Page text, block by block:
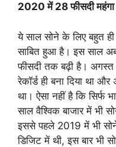
2020 में 28 फीसदी महंगा
ये साल सोने के लिए बहुत
साबित हुआ है। इस साल
फीसदी तक बढ़ी है। अगस्त
रेकॉर्ड ही बना दिया था
था। ऐसा नहीं है कि सिर्फ
साल वैश्विक बाजार में भी
इससे पहले 2019 में भी
डिजिट में थी, इस बार भी